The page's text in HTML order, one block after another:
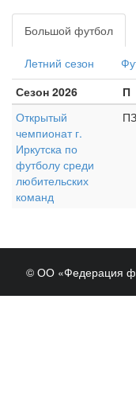
Большой футбол
Летний сезон
Сезон 2026
П
Открытый
чемпионат г.
Иркутска по
футболу среди
любительских
команд
ПЗ
© ОО «Федерация